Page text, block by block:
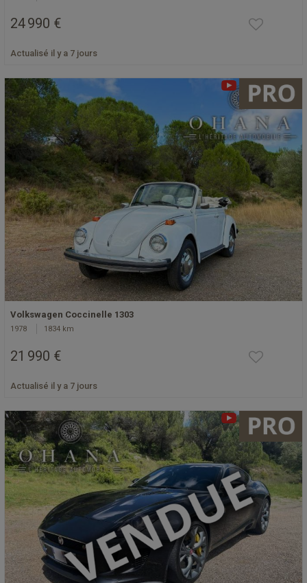
24 990 €
Actualisé il y a 7 jours
Volkswagen Coccinelle 1303
1978 1834 km
21 990 €
Actualisé il y a 7 jours